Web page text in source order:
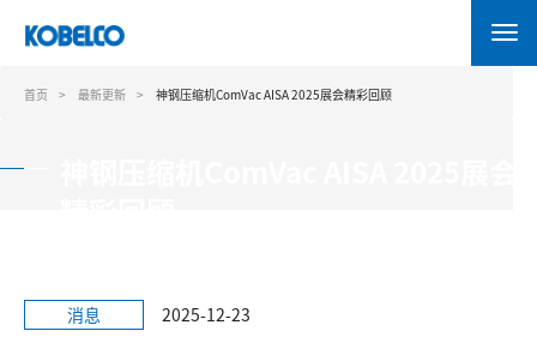
容
首页 最新更新 神钢压缩机ComVac AISA 2025展会精彩回顾
消息 2025-12-23